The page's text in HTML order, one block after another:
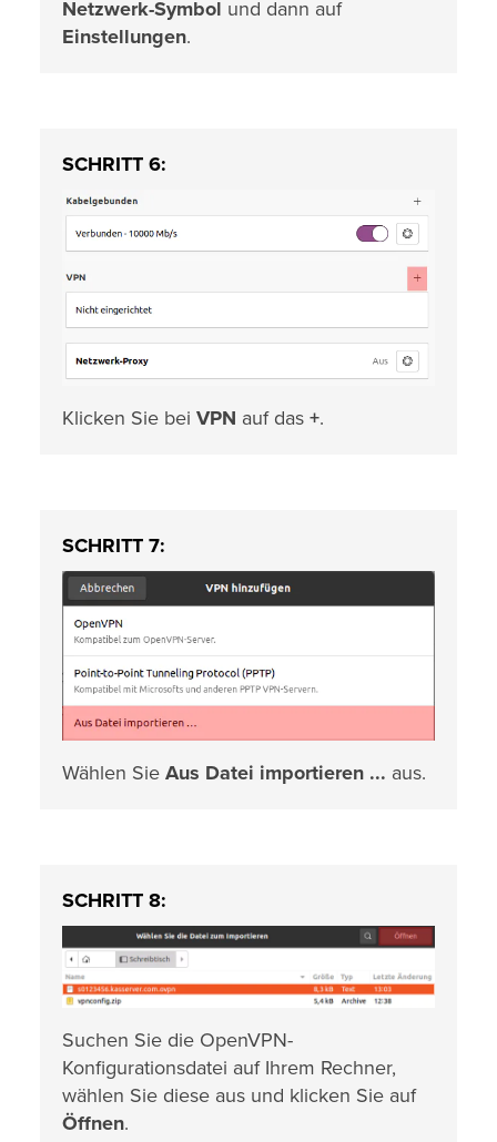
Netzwerk-Symbol und dann auf
Einstellungen.
SCHRITT 6:
Klicken Sie bei VPN auf das +.
SCHRITT 7:
Wählen Sie Aus Datei importieren ... aus.
SCHRITT 8:
Suchen Sie die OpenVPN-
Konfigurationsdatei auf Ihrem Rechner,
wählen Sie diese aus und klicken Sie auf
Öffnen.